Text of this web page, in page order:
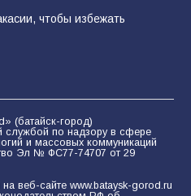
чтобы избежать
(батайск-город)
службой по надзору в сфере
и массовых коммуникаций
Эл № ФС77-74707 от 29
веб-сайте www.bataysk-gorod.ru